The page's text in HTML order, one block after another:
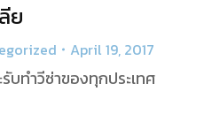
ย
April 19, 2017
บทำวีซ่าของทุกประเทศ